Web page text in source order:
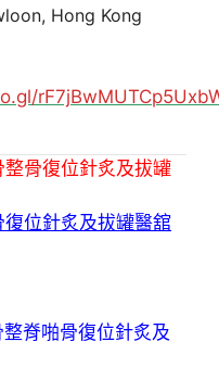
Hong Kong
骨復位針炙及拔罐
位針炙及拔罐醫舘